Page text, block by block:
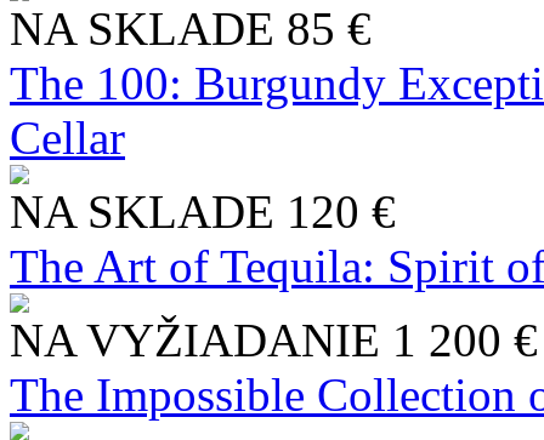
NA SKLADE 85 €
The 100: Burgundy
Cellar
NA SKLADE 120 €
The Art of Tequila: Spirit
NA VYŽIADANIE 1 200 €
The Impossible Collection